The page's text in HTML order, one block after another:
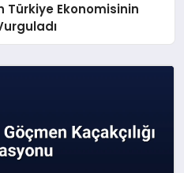
Türkiye Ekonomisinin